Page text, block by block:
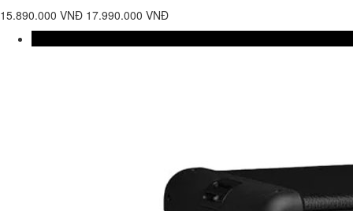
15.890.000 VNĐ 17.990.000 VNĐ